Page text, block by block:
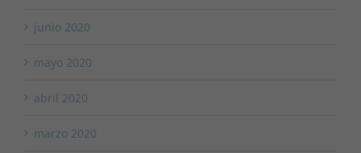
junio 2020
mayo 2020
abril 2020
marzo 2020